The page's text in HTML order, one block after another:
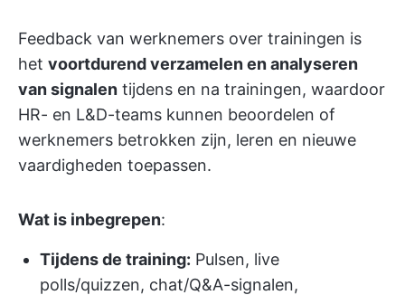
Feedback van werknemers over trainingen is
het voortdurend verzamelen en analyseren
van signalen tijdens en na trainingen, waardoor
HR- en L&D-teams kunnen beoordelen of
werknemers betrokken zijn, leren en nieuwe
vaardigheden toepassen.
Wat is inbegrepen:
Tijdens de training: Pulsen, live
polls/quizzen, chat/Q&A-signalen,